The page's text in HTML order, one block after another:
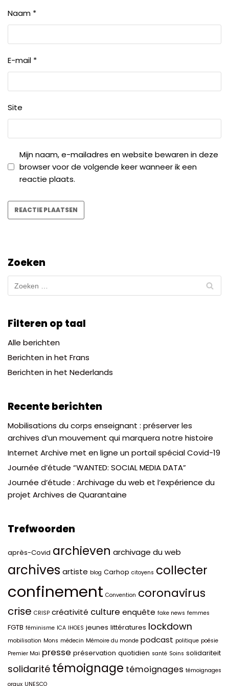
Naam *
E-mail *
Site
Mijn naam, e-mailadres en website bewaren in deze
browser voor de volgende keer wanneer ik een
reactie plaats.
Zoeken
Filteren op taal
Alle berichten
Berichten in het Frans
Berichten in het Nederlands
Recente berichten
Mobilisations du corps enseignant : préserver les
archives d’un mouvement qui marquera notre histoire
Internet Archive met en ligne un portail spécial Covid-19
Journée d’étude “WANTED: SOCIAL MEDIA DATA”
Journée d’étude : Archivage du web et l’expérience du
projet Archives de Quarantaine
Trefwoorden
après-Covid archieven archivage du web
archives artiste blog Carhop citoyens collecter
confinement Convention coronavirus
crise CRISP créativité culture enquête fake news femmes
FGTB féminisme ICA IHOES jeunes littératures lockdown
mobilisation Mons médecin Mémoire du monde podcast politique poésie
Premier Mai presse préservation quotidien santé Soins solidariteit
solidarité témoignage témoignages témoignages
oraux UNESCO